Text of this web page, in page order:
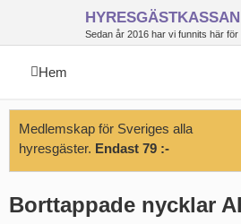
HYRESGÄSTKASSAN
Sedan år 2016 har vi funnits här
Hem
Medlemskap för Sveriges alla
hyresgäster. Endast 79 :-
Borttappade nycklar